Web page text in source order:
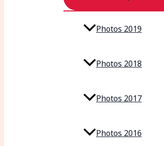
Photos 2019
Photos 2018
Photos 2017
Photos 2016